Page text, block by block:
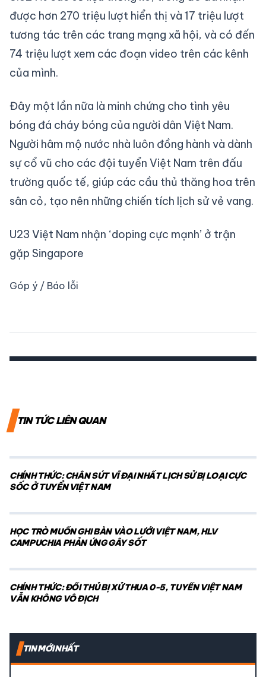
được hơn 270 triệu lượt hiển thị và 17 triệu lượt
tương tác trên các trang mạng xã hội, và có đến
74 triệu lượt xem các đoạn video trên các kênh
của mình.
Đây một lần nữa là minh chứng cho tình yêu
bóng đá cháy bóng của người dân Việt Nam.
Người hâm mộ nước nhà luôn đồng hành và dành
sự cổ vũ cho các đội tuyển Việt Nam trên đấu
trường quốc tế, giúp các cầu thủ thăng hoa trên
sân cỏ, tạo nên những chiến tích lịch sử vẻ vang.
U23 Việt Nam nhận ‘doping cực mạnh’ ở trận
gặp Singapore
Góp ý / Báo lỗi
TIN TỨC LIÊN QUAN
CHÍNH THỨC: CHÂN SÚT VĨ ĐẠI NHẤT LỊCH SỬ BỊ LOẠI CỰC
SỐC Ở TUYỂN VIỆT NAM
HỌC TRÒ MUỐN GHI BÀN VÀO LƯỚI VIỆT NAM, HLV
CAMPUCHIA PHẢN ỨNG GÂY SỐT
CHÍNH THỨC: ĐỐI THỦ BỊ XỬ THUA 0-5, TUYỂN VIỆT NAM
VẪN KHÔNG VÔ ĐỊCH
TIN MỚI NHẤT